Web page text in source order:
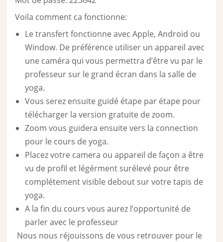
Voila comment ca fonctionne:
Le transfert fonctionne avec Apple, Android ou
Window. De préférence utiliser un appareil avec
une caméra qui vous permettra d’être vu par le
professeur sur le grand écran dans la salle de
yoga.
Vous serez ensuite guidé étape par étape pour
télécharger la version gratuite de zoom.
Zoom vous guidera ensuite vers la connection
pour le cours de yoga.
Placez votre camera ou appareil de façon a être
vu de profil et légérment surélevé pour être
complétement visible debout sur votre tapis de
yoga.
A la fin du cours vous aurez l’opportunité de
parler avec le professeur
Nous nous réjouissons de vous retrouver pour le